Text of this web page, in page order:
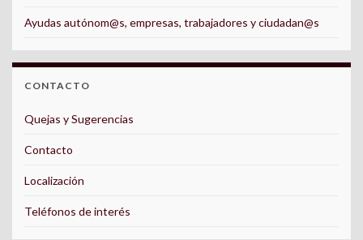
Ayudas autónom@s, empresas, trabajadores y ciudadan@s
CONTACTO
Quejas y Sugerencias
Contacto
Localización
Teléfonos de interés